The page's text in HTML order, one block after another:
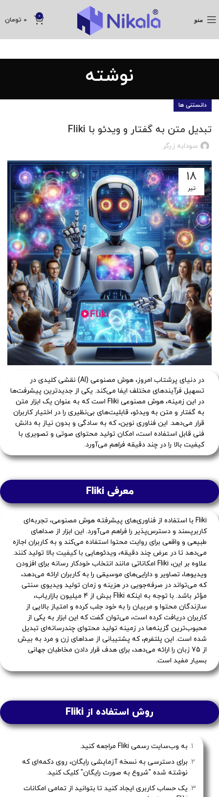
منو 0
0 تومان
نوشته
دانستنی ها
تبدیل متن به گفتار و ویدئو با Fliki
سودابه زرگر
۱۸
تیر
در دنیای پرشتاب امروز، هوش مصنوعی (AI) نقشی کلیدی در
تسهیل فرآیندهای مختلف ایفا می‌کند. یکی از جدیدترین پیشرفت‌ها
در این زمینه، هوش مصنوعی Fliki است که به عنوان یک ابزار متن
به گفتار و متن به ویدئو، قابلیت‌های بی‌نظیری را در اختیار کاربران
قرار می‌دهد. این فناوری نوین، که به سادگی و بدون نیاز به دانش
فنی قابل استفاده است، امکان تولید محتوای صوتی و تصویری با
کیفیت بالا را در چند دقیقه فراهم می‌آورد.
معرفی Fliki
Fliki با استفاده از فناوری‌های پیشرفته هوش مصنوعی، تجربه‌ای
کاربرپسند و دسترس‌پذیر را فراهم می‌آورد. این ابزار از صداهای
طبیعی و واقعی برای روایت محتوا استفاده می‌کند و به کاربران اجازه
می‌دهد تا در عرض چند دقیقه، ویدئوهایی با کیفیت بالا تولید کنند.
علاوه بر این، Fliki امکاناتی مانند انتخاب خودکار رسانه برای افزودن
ویدیوها، تصاویر و دارایی‌های موسیقی را به کاربران ارائه می‌دهد،
که می‌تواند در صرفه‌جویی در هزینه و زمان تولید ویدیوی سنتی
مؤثر باشد. با توجه به اینکه Fliki بیش از 4 میلیون بازاریاب،
سازندگان محتوا و مربیان را به خود جلب کرده و امتیاز بالایی از
کاربران دریافت کرده است، می‌توان گفت که این ابزار به یکی از
محبوب‌ترین گزینه‌ها در زمینه تولید محتوای چندرسانه‌ای تبدیل
شده است. این پلتفرم، که پشتیبانی از صداهای زن و مرد به بیش
از 75 زبان را ارائه می‌دهد، برای هدف قرار دادن مخاطبان جهانی
بسیار مفید است.
روش استفاده از Fliki
به وب‌سایت رسمی Fliki مراجعه کنید.
برای دسترسی به نسخه آزمایشی رایگان، روی دکمه‌ای که
نوشته شده "شروع به صورت رایگان" کلیک کنید.
یک حساب کاربری ایجاد کنید تا بتوانید از تمامی امکانات